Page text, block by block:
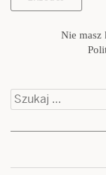
Nie masz
Szukaj: